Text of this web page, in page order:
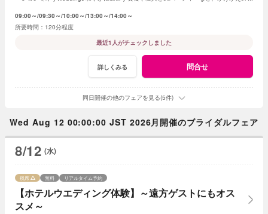
09:00～ 09:30～ 10:00～ 13:00～ 14:00～
120分程度
最近1人がチェックしました
詳しくみる 問合せ
同日開催の他のフェアを見る(5件)
Wed Aug 12 00:00:00 JST 2026月開催のブライダルフェア
8/12 (水)
【ホテルウエディング体験】～遠方ゲストにもオス
スメ～
残席 無料 リアルタイム予約